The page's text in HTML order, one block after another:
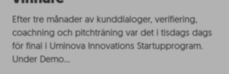
Efter tre månader av kunddialoger, verifiering,
coachning och pitchträning var det i tisdags dags
för final i Uminova Innovations Startupprogram.
Under Demo…